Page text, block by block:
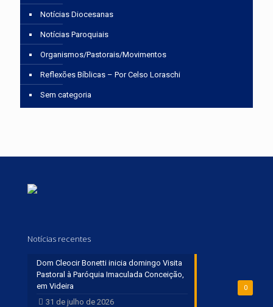
Notícias Diocesanas
Notícias Paroquiais
Organismos/Pastorais/Movimentos
Reflexões Bíblicas – Por Celso Loraschi
Sem categoria
Notícias recentes
0
Dom Cleocir Bonetti inicia domingo Visita
Pastoral à Paróquia Imaculada Conceição,
em Videira
31 de julho de 2026